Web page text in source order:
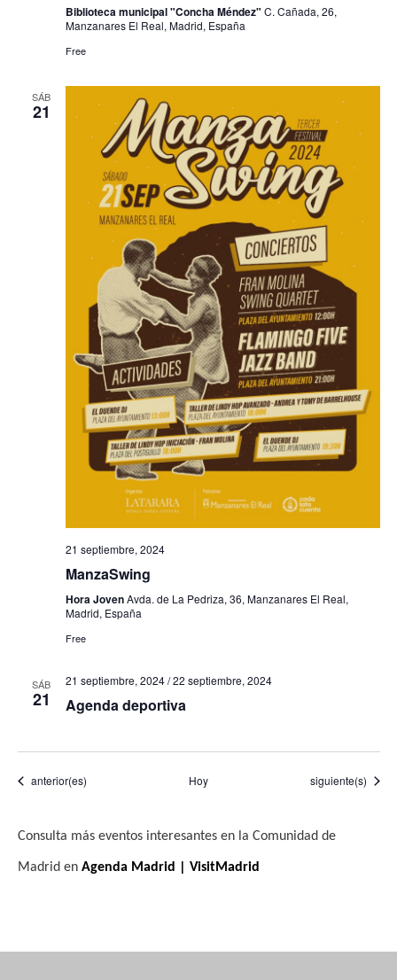
Biblioteca municipal "Concha Méndez" C. Cañada, 26,
Manzanares El Real, Madrid, España
Free
SÁB
21
21 septiembre, 2024
ManzaSwing
Hora JovenAvda. de La Pedriza, 36, Manzanares El Real,
Madrid, España
Free
SÁB
21
21 septiembre, 2024/22 septiembre, 2024
Agenda deportiva
Eventos
anterior(es) Hoy Eventos
siguiente(s)
Consulta más eventos interesantes en la Comunidad de
Madrid en Agenda Madrid | VisitMadrid